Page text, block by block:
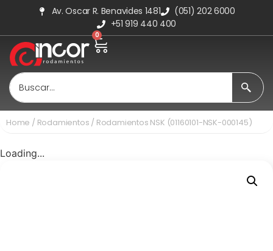
Av. Oscar R. Benavides 1481
(051) 202 6000
+51 919 440 400
0
Home / Rodamientos / Rodamientos NSK (01160101-NSK-000145)
Loading...